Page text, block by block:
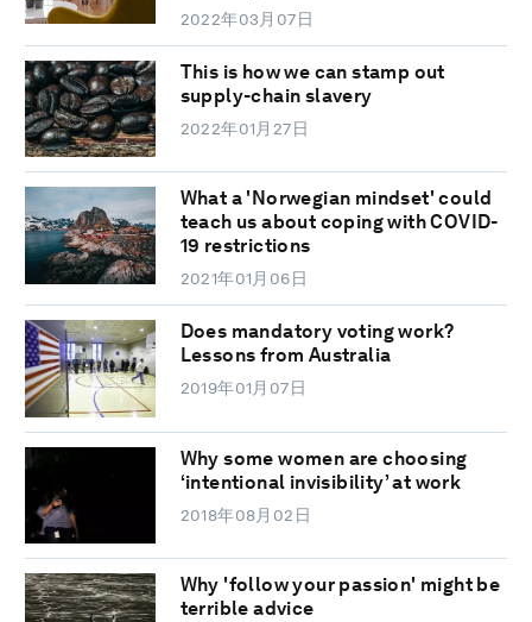
2022年03月07日
This is how we can stamp out
supply-chain slavery
2022年01月27日
What a 'Norwegian mindset' could
teach us about coping with COVID-
19 restrictions
2021年01月06日
Does mandatory voting work?
Lessons from Australia
2019年01月07日
Why some women are choosing
‘intentional invisibility’ at work
2018年08月02日
Why 'follow your passion' might be
terrible advice